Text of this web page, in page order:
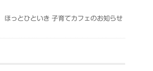
ほっとひといき 子育てカフェのお知らせ